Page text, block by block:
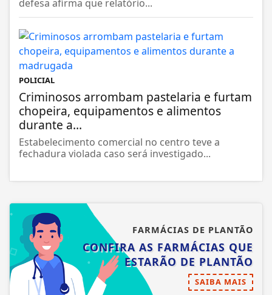
defesa afirma que relatório...
POLICIAL
Criminosos arrombam pastelaria e furtam
chopeira, equipamentos e alimentos
durante a...
Estabelecimento comercial no centro teve a
fechadura violada caso será investigado...
FARMÁCIAS DE PLANTÃO
CONFIRA AS FARMÁCIAS QUE
ESTARÃO DE PLANTÃO
SAIBA MAIS